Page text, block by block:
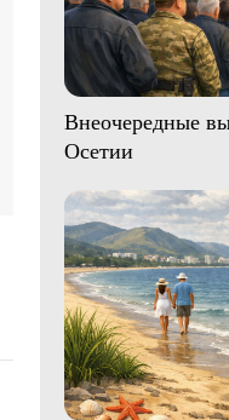
Внеочередные
Осетии